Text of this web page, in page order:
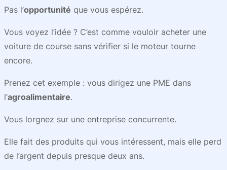
Pas l’opportunité que vous espérez.
Vous voyez l’idée ? C’est comme vouloir acheter une
voiture de course sans vérifier si le moteur tourne
encore.
Prenez cet exemple : vous dirigez une PME dans
l’agroalimentaire.
Vous lorgnez sur une entreprise concurrente.
Elle fait des produits qui vous intéressent, mais elle perd
de l’argent depuis presque deux ans.